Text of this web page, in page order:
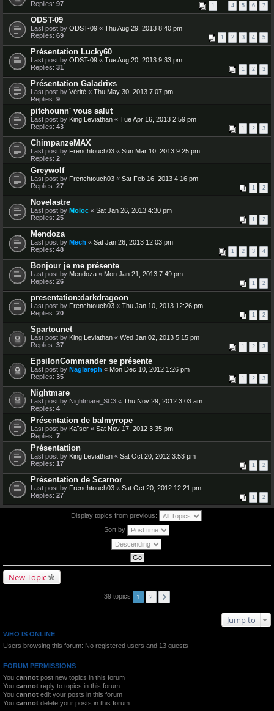
Replies: 97 1 4 5 6 7
ODST-09
Last post by ODST-09 « Thu Aug 29, 2013 8:40 pm
Replies: 69 1 2 3 4 5
Présentation Lucky60
Last post by ODST-09 « Tue Aug 20, 2013 9:33 pm
Replies: 31 1 2 3
Présentation Galadrixs
Last post by Vérité « Thu May 30, 2013 7:07 pm
Replies: 9
pitchounn' vous salut
Last post by King Leviathan « Tue Apr 16, 2013 2:59 pm
Replies: 43 1 2 3
ChimpanzeMAX
Last post by Frenchtouch03 « Sun Mar 10, 2013 9:25 pm
Replies: 2
Greywolf
Last post by Frenchtouch03 « Sat Feb 16, 2013 4:16 pm
Replies: 27 1 2
Novelastre
Last post by Moloc « Sat Jan 26, 2013 4:30 pm
Replies: 25 1 2
Mendoza
Last post by Mech « Sat Jan 26, 2013 12:03 pm
Replies: 48 1 2 3 4
Bonjour je me présente
Last post by Mendoza « Mon Jan 21, 2013 7:49 pm
Replies: 26 1 2
presentation:darkdragoon
Last post by Frenchtouch03 « Thu Jan 10, 2013 12:26 pm
Replies: 20 1 2
Spartounet
Last post by King Leviathan « Wed Jan 02, 2013 5:15 pm
Replies: 37 1 2 3
EpsilonCommander se présente
Last post by Naglareph « Mon Dec 10, 2012 1:26 pm
Replies: 35 1 2 3
Nightmare
Last post by Nightmare_SC3 « Thu Nov 29, 2012 3:03 am
Replies: 4
Présentation de balmyrope
Last post by Kaïser « Sat Nov 17, 2012 3:35 pm
Replies: 7
Présentattion
Last post by King Leviathan « Sat Oct 20, 2012 3:53 pm
Replies: 17 1 2
Présentation de Scarnor
Last post by Frenchtouch03 « Sat Oct 20, 2012 12:21 pm
Replies: 27 1 2
Display topics from previous:
Sort by
New Topic
39 topics 1 2
Jump to
WHO IS ONLINE
Users browsing this forum: No registered users and 13 guests
FORUM PERMISSIONS
You cannot post new topics in this forum
You cannot reply to topics in this forum
You cannot edit your posts in this forum
You cannot delete your posts in this forum